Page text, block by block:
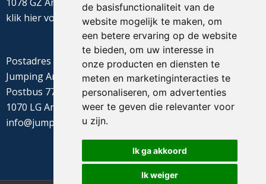
de basisfunctionaliteit van de
website mogelijk te maken, om
een betere ervaring op de website
te bieden, om uw interesse in
onze producten en diensten te
meten en marketinginteracties te
personaliseren, om advertenties
weer te geven die relevanter voor
u zijn.
Ik ga akkoord
Ik weiger
klik hiervoor de routebeschrijving
Postadres
Jumping Amsterdam
Postbus 77655
1070 LG Amsterdam
info@jumpingamsterdam.nl